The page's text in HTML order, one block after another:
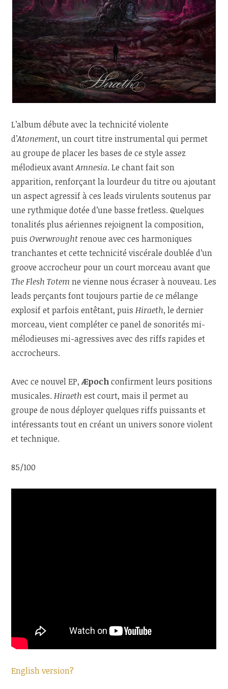
L’album débute avec la technicité violente
d’Atonement, un court titre instrumental qui permet
au groupe de placer les bases de ce style assez
mélodieux avantAmnesia. Le chant fait son
apparition, renforçant la lourdeur du titre ou ajoutant
un aspect agressif à ces leads virulents soutenus par
une rythmique dotée d’une basse fretless. Quelques
tonalités plus aériennes rejoignent la composition,
puisOverwroughtrenoue avec ces harmoniques
tranchantes et cette technicité viscérale doublée d’un
groove accrocheur pour un court morceau avant que
The Flesh Totem ne vienne nous écraser à nouveau. Les
leads perçants font toujours partie de ce mélange
explosif et parfois entêtant, puisHiraeth, le dernier
morceau, vient compléter ce panel de sonorités mi-
mélodieuses mi-agressives avec des riffs rapides et
accrocheurs.
Avec ce nouvel EP,Æpochconfirment leurs positions
musicales.Hiraeth est court, mais il permet au
groupe de nous déployer quelques riffs puissants et
intéressants tout en créant un univers sonore violent
et technique.
85/100
English version?